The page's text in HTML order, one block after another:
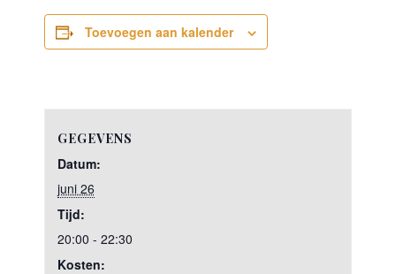
Toevoegen aan kalender
GEGEVENS
Datum:
juni 26
Tijd:
20:00 - 22:30
Kosten: